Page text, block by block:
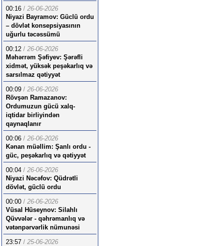
00:16 / 26-06-2026
Niyazi Bayramov: Güclü ordu
– dövlət konsepsiyasının
uğurlu təcəssümü
00:12 / 26-06-2026
Məhərrəm Şəfiyev: Şərəfli
xidmət, yüksək peşəkarlıq və
sarsılmaz qətiyyət
00:09 / 26-06-2026
Rövşən Ramazanov:
Ordumuzun gücü xalq-
iqtidar birliyindən
qaynaqlanır
00:06 / 26-06-2026
Kənan müəllim: Şanlı ordu -
güc, peşəkarlıq və qətiyyət
00:04 / 26-06-2026
Niyazi Nəcəfov: Qüdrətli
dövlət, güclü ordu
00:00 / 26-06-2026
Vüsal Hüseynov: Silahlı
Qüvvələr - qəhrəmanlıq və
vətənpərvərlik nümunəsi
23:57 / 25-06-2026